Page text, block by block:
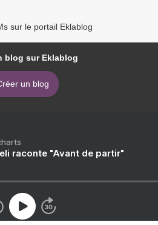
sur le portail Eklablog
blog sur Eklablog
un blog
raconte "Avant de partir"